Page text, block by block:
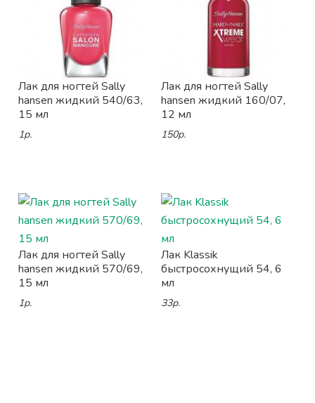
Лак для ногтей Sally
hansen жидкий 540/63,
15 мл
1р.
Лак для ногтей Sally
hansen жидкий 160/07,
12 мл
150р.
Лак для ногтей Sally
hansen жидкий 570/69,
15 мл
1р.
Лак Klassik
быстросохнущий 54, 6
мл
33р.